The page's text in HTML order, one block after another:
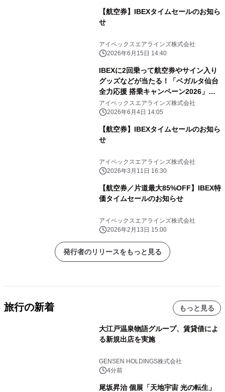
【航空券】IBEXタイムセールのお知ら
せ
アイベックスエアラインズ株式会社
2026年6月15日 14:40
IBEXに2回乗って航空券やサイン入り
グッズなどが当たる！「ベガルタ仙台
全力応援 搭乗キャンペーン2026」実
施について
アイベックスエアラインズ株式会社
2026年6月4日 14:05
【航空券】IBEXタイムセールのお知ら
せ
アイベックスエアラインズ株式会社
2026年3月11日 16:30
【航空券／片道最大85%OFF】IBEX特
価タイムセールのお知らせ
アイベックスエアラインズ株式会社
2026年2月13日 15:00
発行者のリリースをもっと見る
旅行の新着 もっと見る
大江戸温泉物語グループ、賃貸借によ
る新規出店を実施
GENSEN HOLDINGS株式会社
4分前
尾坂昇治 個展「天地宇宙 光の転生」